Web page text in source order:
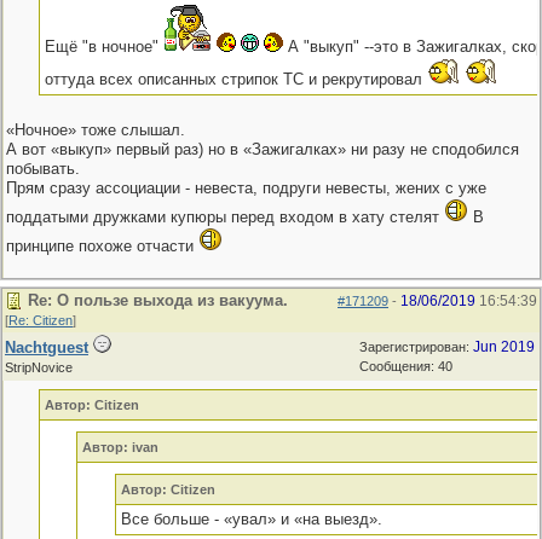
Ещё "в ночное"
А "выкуп" --это в Зажигалках,
оттуда всех описанных стрипок ТС и рекрутировал
«Ночное» тоже слышал.
А вот «выкуп» первый раз) но в «Зажигалках» ни разу не сподобился
побывать.
Прям сразу ассоциации - невеста, подруги невесты, жених с уже
поддатыми дружками купюры перед входом в хату стелят
В
принципе похоже отчасти
#171209 - 18/06/2019 16:54:39
Re: О пользе выхода из вакуума.
[Re: Citizen]
Зарегистрирован: Jun 2019
Сообщения: 40
Nachtguest
StripNovice
Автор: Citizen
Автор: ivan
Автор: Citizen
Все больше - «увал» и «на выезд».